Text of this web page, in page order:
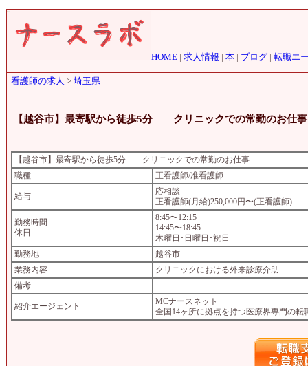
HOME | 求人情報 | 本 | ブログ | 転職エ
看護師の求人 >埼玉県
【越谷市】最寄駅から徒歩5分 クリニックでの常勤のお仕事
【越谷市】最寄駅から徒歩5分 クリニックでの常勤のお仕事
職種
正看護師/准看護師
給与
応相談
正看護師(月給)250,000円〜(正看護師)
勤務時間
休日
8:45〜12:15
14:45〜18:45
木曜日･日曜日･祝日
勤務地
越谷市
業務内容
クリニックにおける外来診療介助
備考
紹介エージェント
MCナースネット
全国14ヶ所に拠点を持つ医療界専門の転